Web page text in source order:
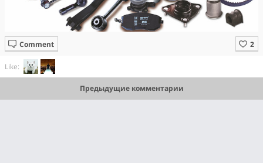
Comment
Like:
Предыдущие комментарии